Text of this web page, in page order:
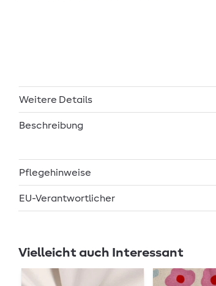
Weitere Details
Beschreibung
Pflegehinweise
EU-Verantwortlicher
Vielleicht auch Interessant